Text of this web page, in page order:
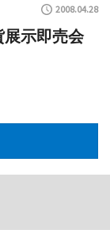
2008.04.28
示即売会